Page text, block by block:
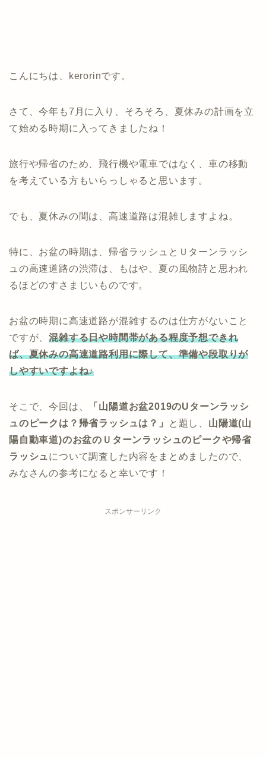
こんにちは、kerorinです。
さて、今年も7月に入り、そろそろ、夏休みの計画を立
て始める時期に入ってきましたね！
旅行や帰省のため、飛行機や電車ではなく、車の移動
を考えている方もいらっしゃると思います。
でも、夏休みの間は、高速道路は混雑しますよね。
特に、お盆の時期は、帰省ラッシュとＵターンラッシ
ュの高速道路の渋滞は、もはや、夏の風物詩と思われ
るほどのすさまじいものです。
お盆の時期に高速道路が混雑するのは仕方がないこと
ですが、混雑する日や時間帯がある程度予想できれ
ば、夏休みの高速道路利用に際して、準備や段取りが
しやすいですよね♪
そこで、今回は、
「山陽道お盆2019のUターンラッシ
ュのピークは？帰省ラッシュは？」
と題し、 山陽道(山
陽自動車道)のお盆のＵターンラッシュのピークや帰省
ラッシュ について調査した内容をまとめましたので、
みなさんの参考になると幸いです！
スポンサーリンク